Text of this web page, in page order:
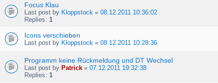
Focus Klau
Last post by Kloppstock « 08.12.2011 10:36:02
Replies: 1
Icons verschieben
Last post by Kloppstock « 08.12.2011 10:28:36
Programm keine Rückmeldung und DT Wechsel
Last post by Patrick « 07.12.2011 19:32:38
Replies: 1